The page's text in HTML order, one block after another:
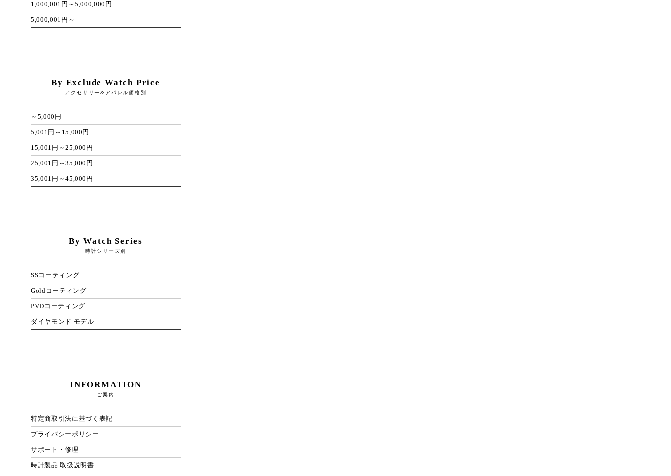
1,000,001円～5,000,000円
5,000,001円～
By Exclude Watch Price
アクセサリー&アパレル価格別
～5,000円
5,001円～15,000円
15,001円～25,000円
25,001円～35,000円
35,001円～45,000円
By Watch Series
時計シリーズ別
SSコーティング
Goldコーティング
PVDコーティング
ダイヤモンド モデル
INFORMATION
ご案内
特定商取引法に基づく表記
プライバシーポリシー
サポート・修理
時計製品 取扱説明書